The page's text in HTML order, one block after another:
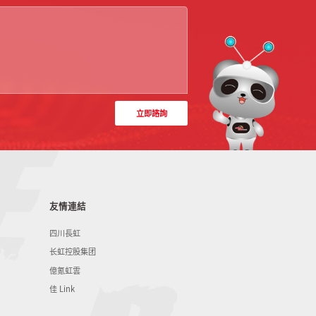
立即諮詢
友情連結
四川長虹
长虹控股集团
億氪虹雲
佳 Link